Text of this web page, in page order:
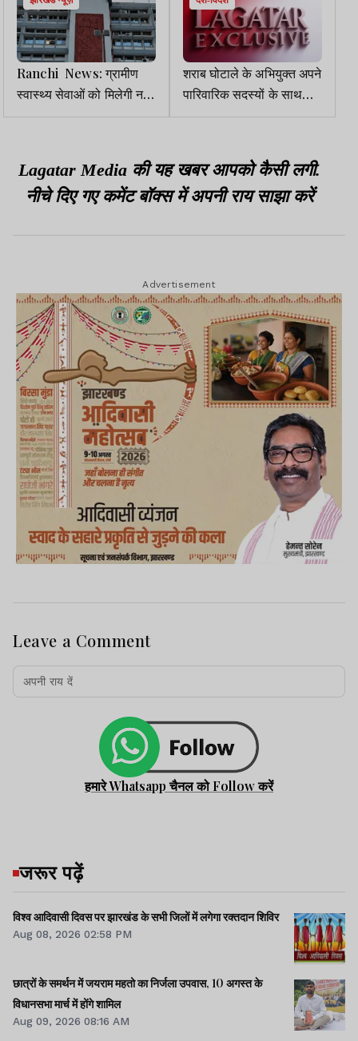
Ranchi News: ग्रामीण
स्वास्थ्य सेवाओं को मिलेगी नई
ताकत, 188 CHC बनेंगे फर्स्ट
शराब घोटाले के अभियुक्त अपने
पारिवारिक सदस्यों के साथ
छत्तीसगढ़ के तत्कालीन CM
Lagatar Media की यह खबर आपको कैसी लगी.
नीचे दिए गए कमेंट बॉक्स में अपनी राय साझा करें
Advertisement
Leave a Comment
हमारे Whatsapp चैनल को Follow करें
जरूर पढ़ें
विश्व आदिवासी दिवस पर झारखंड के सभी जिलों में लगेगा रक्तदान शिविर
Aug 08, 2026 02:58 PM
छात्रों के समर्थन में जयराम महतो का निर्जला उपवास, 10 अगस्त के
विधानसभा मार्च में होंगे शामिल
Aug 09, 2026 08:16 AM